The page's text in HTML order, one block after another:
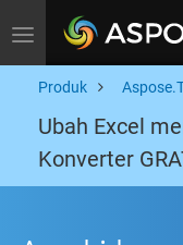
Toggle navigation
Produk
Ubah Excel
Konverter